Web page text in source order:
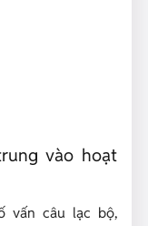
vào hoạt
vấn câu lạc bộ,